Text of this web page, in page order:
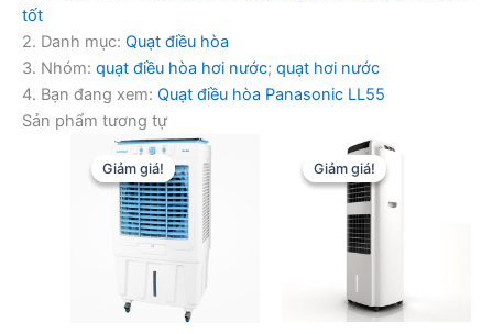
tốt
2. Danh mục: Quạt điều hòa
3. Nhóm: quạt điều hòa hơi nước; quạt hơi nước
4. Bạn đang xem: Quạt điều hòa Panasonic LL55
Sản phẩm tương tự
Giảm giá!
Giảm giá! Giảm giá!
Giảm giá!